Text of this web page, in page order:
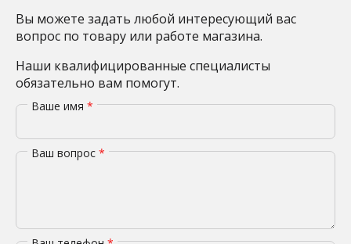
Вы можете задать любой интересующий вас
вопрос по товару или работе магазина.
Наши квалифицированные специалисты
обязательно вам помогут.
Ваше имя *
Ваш вопрос *